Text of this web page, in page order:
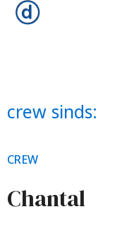
crew sinds:
CREW
Chantal